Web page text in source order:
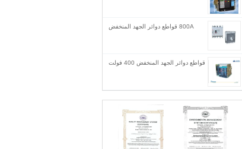
800A قواطع دوائر الجهد المنخفض
قواطع دوائر الجهد المنخفض 400 فولت